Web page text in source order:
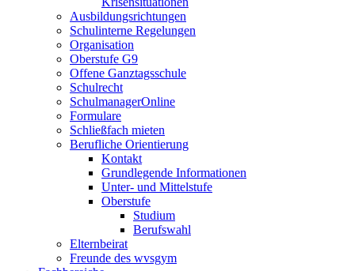
Ausbildungsrichtungen
Schulinterne Regelungen
Organisation
Oberstufe G9
Offene Ganztagsschule
Schulrecht
SchulmanagerOnline
Formulare
Schließfach mieten
Berufliche Orientierung
Kontakt
Grundlegende Informationen
Unter- und Mittelstufe
Oberstufe
Studium
Berufswahl
Elternbeirat
Freunde des wvsgym